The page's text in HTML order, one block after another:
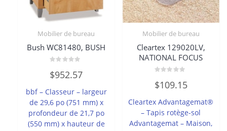
Mobilier de bureau
Bush WC81480, BUSH
0
sur
$952.57
bbf – Classeur – largeur
de 29,6 po (751 mm) x
profondeur de 21,7 po
(550 mm) x hauteur de
Mobilier de bureau
Cleartex 129020LV,
NATIONAL FOCUS
0
sur
$109.15
Cleartex Advantagemat®
– Tapis rotège-sol
Advantagemat – Maison,